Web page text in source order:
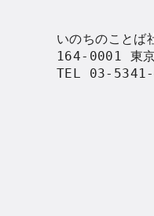
いのちのことば
164-0001 東
TEL 03-5341-